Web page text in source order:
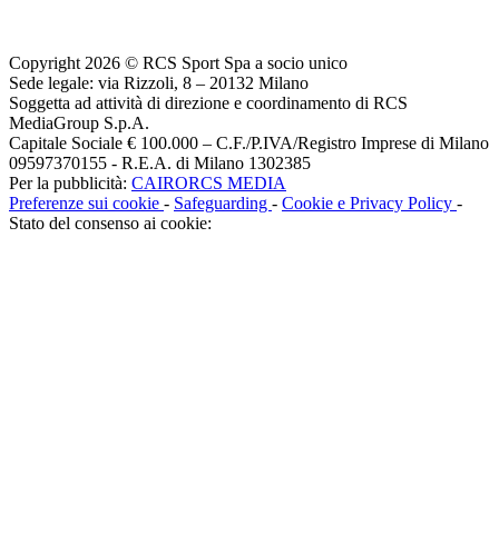
Copyright 2026 © RCS Sport Spa a socio unico
Sede legale: via Rizzoli, 8 – 20132 Milano
Soggetta ad attività di direzione e coordinamento di RCS
MediaGroup S.p.A.
Capitale Sociale € 100.000 – C.F./P.IVA/Registro Imprese di Milano
09597370155 - R.E.A. di Milano 1302385
Per la pubblicità: CAIRORCS MEDIA
Preferenze sui cookie - Safeguarding - Cookie e Privacy Policy -
Stato del consenso ai cookie: